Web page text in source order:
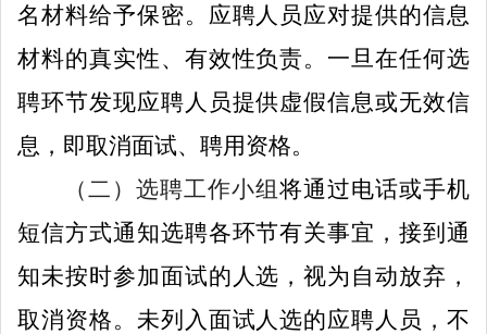
名材料给予保密。应聘人员应对提供的信息
材料的真实性、有效性负责。一旦在任何选
聘环节发现应聘人员提供虚假信息或无效信
息，即取消面试、聘用资格。
（二 ） 选聘工作小组将通过电话或手机
短信方式通知选聘各环节有关事宜，接到通
知未按时参加面试的人选，视为自动放弃，
取消资格。未列入面试人选的应聘人员，不